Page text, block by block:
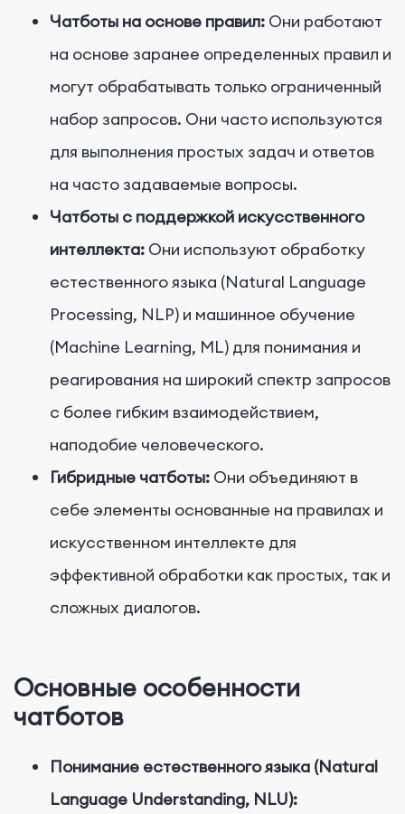
Чатботы на основе правил: Они работают
на основе заранее определенных правил и
могут обрабатывать только ограниченный
набор запросов. Они часто используются
для выполнения простых задач и ответов
на часто задаваемые вопросы.
Чатботы с поддержкой искусственного
интеллекта: Они используют обработку
естественного языка (Natural Language
Processing, NLP) и машинное обучение
(Machine Learning, ML) для понимания и
реагирования на широкий спектр запросов
с более гибким взаимодействием,
наподобие человеческого.
Гибридные чатботы: Они объединяют в
себе элементы основанные на правилах и
искусственном интеллекте для
эффективной обработки как простых, так и
сложных диалогов.
Основные особенности
чатботов
Понимание естественного языка (Natural
Language Understanding, NLU):